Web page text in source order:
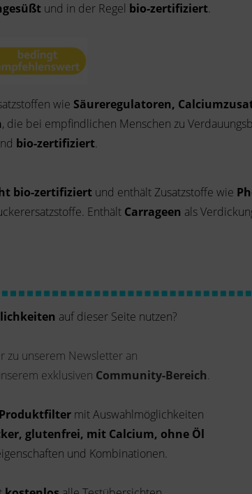
und in der Regel bio-zertifiziert.
wie Säureregulatoren,
, die bei empfindlichen Menschen zu
bio-zertifiziert.
bio-zertifiziert und enthält Zusatzstoffe wie
Enthält Carrageen als
auf dieser Seite nutzen?
zu unserem Newsletter an
exklusiven Community-Bereich.
mit Auswahlmöglichkeiten
glutenfrei, mit Calcium, ohne Öl
und Kombinationen.